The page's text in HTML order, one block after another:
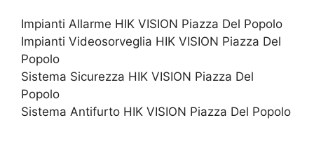
Impianti Allarme HIK VISION Piazza Del Popolo
Impianti Videosorveglia HIK VISION Piazza Del
Popolo
Sistema Sicurezza HIK VISION Piazza Del
Popolo
Sistema Antifurto HIK VISION Piazza Del Popolo